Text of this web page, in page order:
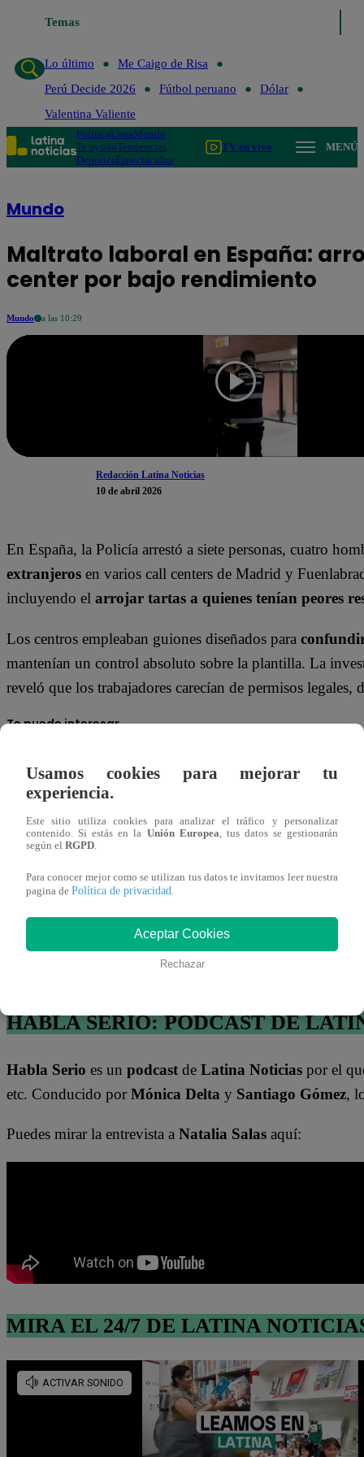
Temas
Lo último Me Caigo de Risa
Lo último
Me Caigo de Risa
Perú Decide 2026
Fútbol peruano
Dólar
Valentina Valiente
PolíticaLimaMundo
Te ayudoTendencias
DeportesEspectáculos
TV en vivo MENÚ
Mundo
Maltrato laboral en España:
center por bajo rendimiento
Mundo a las 10:29
Redacción Latina Noticias
10 de abril 2026
En España, la Policía arrestó a siete personas, cuatro
extranjeros en varios call centers de Madrid y
incluyendo el arrojar tartas a quienes tenían peores
Los centros empleaban guiones diseñados para
mantenían un control absoluto sobre la plantilla. La
reveló que los trabajadores carecían de permisos legales,
Te puede interesar
Deportes
10/04/2026
peruano Kevin
Ortega para
El operativo se ejecutó el 10 de marzo en 15 sedes,
Los siete detenidos quedaron a disposición judicial por
HABLA SERIO: PODCAST DE
Habla Serio es un podcast de Latina Noticias por el
etc. Conducido por Mónica Delta y Santiago Gómez,
Puedes mirar la entrevista a Natalia Salas aquí:
MIRA EL 24/7 DE LATINA
Usamos cookies para mejorar tu
experiencia.
Este sitio utiliza cookies para analizar el tráfico y personalizar
contenido. Si estás en la Unión Europea, tus datos se gestionarán
según el RGPD.
Para conocer mejor como se utilizan tus datos te invitamos leer nuestra
pagina de Política de privacidad.
Aceptar Cookies
Rechazar